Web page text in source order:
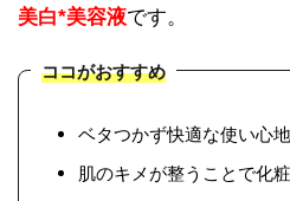
美白*美容液です。
ココがおすすめ
ベタつかず快適な使い心地
肌のキメが整うことで化